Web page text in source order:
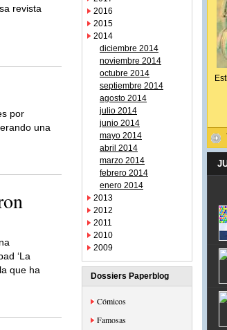
revista
por
una
‘La
que ha
2016
2015
2014
diciembre 2014
noviembre 2014
octubre 2014
septiembre 2014
agosto 2014
julio 2014
junio 2014
mayo 2014
abril 2014
marzo 2014
febrero 2014
enero 2014
2013
2012
2011
2010
2009
Dossiers Paperblog
Cómicos
Famosas